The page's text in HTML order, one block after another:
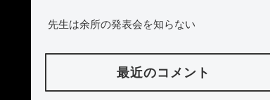
先生は余所の発表会を知らない
最近のコメント